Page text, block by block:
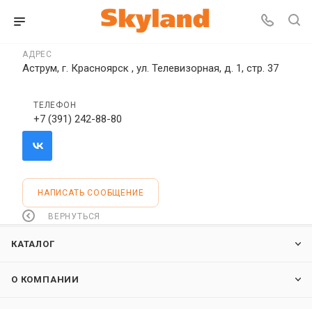
АДРЕС
Аструм, г. Красноярск , ул. Телевизорная, д. 1, стр. 37
ТЕЛЕФОН
+7 (391) 242-88-80
НАПИСАТЬ СООБЩЕНИЕ
ВЕРНУТЬСЯ
КАТАЛОГ
О КОМПАНИИ